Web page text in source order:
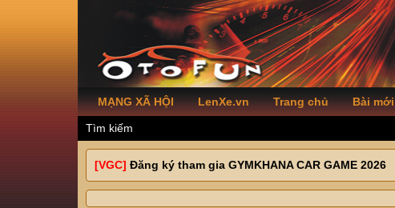
MẠNG XÃ HỘI LenXe.vn Trang chủ Bài mới
Tìm kiếm
[VGC] Đăng ký tham gia GYMKHANA CAR GAME 2026